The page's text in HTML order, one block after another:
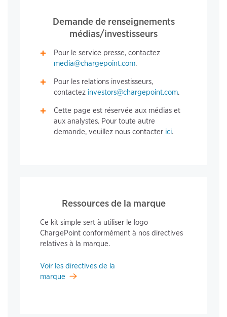
Demande de renseignements
médias/investisseurs
Pour le service presse, contactez
media@chargepoint.com.
Pour les relations investisseurs,
contactez investors@chargepoint.com.
Cette page est réservée aux médias et
aux analystes. Pour toute autre
demande, veuillez nous contacter ici.
Ressources de la marque
Ce kit simple sert à utiliser le logo
ChargePoint conformément à nos directives
relatives à la marque.
Voir les directives de la
marque